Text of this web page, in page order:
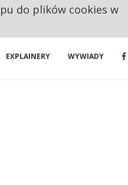
EXPLAINERY WYWIADY
do plików cookies w